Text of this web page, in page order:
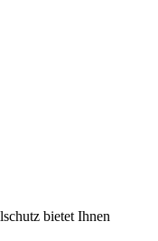
bietet Ihnen